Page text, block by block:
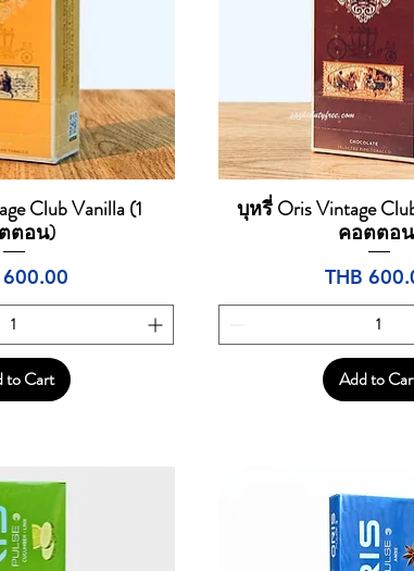
View
Club Vanilla (1
ตอน)
600.00
to Cart
Quick View
บุหรี่ Oris Vintage
คอตตอ
Price
THB
Add to